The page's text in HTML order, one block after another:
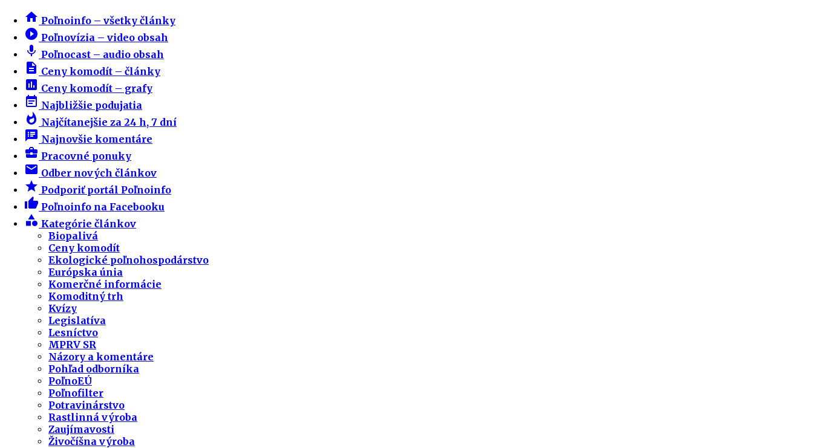
home Poľnoinfo – všetky články
play_circle_filled Poľnovízia – video obsah
mic Poľnocast – audio obsah
description Ceny komodít – články
insert_chart Ceny komodít – grafy
event_note Najbližšie podujatia
whatshot Najčítanejšie za 24 h, 7 dní
speaker_notes Najnovšie komentáre
business_center Pracovné ponuky
email Odber nových článkov
star Podporiť portál Poľnoinfo
thumb_up Poľnoinfo na Facebooku
category Kategórie článkov
Biopalivá
Ceny komodít
Ekologické poľnohospodárstvo
Európska únia
Komerčné informácie
Komoditný trh
Kvízy
Legislatíva
Lesníctvo
MPRV SR
Názory a komentáre
Pohľad odborníka
PoľnoEÚ
Poľnofilter
Potravinárstvo
Rastlinná výroba
Zaujímavosti
Živočíšna výroba